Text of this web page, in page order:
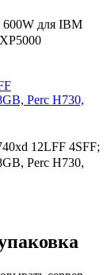
600W для IBM
Perc H730,
12LFF 4SFF;
Perc H730,